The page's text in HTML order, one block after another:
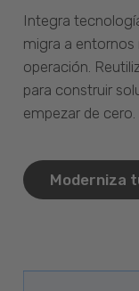
Integra
migra a entornos
operación.
para construir
empezar de cero.
Moderniza